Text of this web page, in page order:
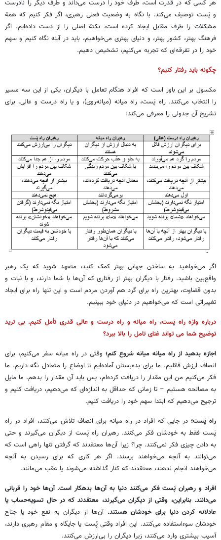
هر کسی که در قدرت است، طرف خود را درست می‌داند و طرف دیگر را نادرست
و پَست توصیف می‌کند. با نگاه به وضعیت فعلی رهبری، اگر فکر کنیم که همة
مشکلات را طرف مقابل ایجاد کرده است، نکتة اصلی را از دست داده‌ایم. اگر
فرهنگ بهتر، کشور بهتر، و دنیای بهتری می‌خواهیم، باید در آینه نگاه کنیم و سهم
خود را در تفرقه‌ای که تجربه می‌کنیم، تشخیص دهیم.
چگونه باید رفتار کنیم؟
مکسول بر این باور است که افراد هنگام تعامل با دیگران، یکی از این سه مسیر
را انتخاب می‌کنند. راه پَست، راه میانه (میانه‌روی)، و یا راه درست و عالی. برای
تشریح آن جدولی را معرفی می‌کند:
اگر می‌خواهید به ساختن جهانی بهتر کمک کنید، متعهد شوید که یک رهبر
واقع‌بین باشید. رفتار با دیگران بهتر از رفتاری که آن‌ها با شما دارند، و با ثبات و
بدون قضاوت، بهترین راه برای گرد هم آوردن مردم است و این تنها راه برای ایجاد
تغییراتی است که می‌خواهیم در دنیای خود ببینیم.
درباره واژه راه پَست، راه میانه و راه درست و عالی قدری تأمل کنیم. بی ترید
توضیح شما می تواند غنای تامل را بالا ببرد؟
اجازه بدهید از راه میانه میانه شروع کنم؛ وقتی در راه میانه سفر می‌کنیم، برای
انصاف ارزش قائلیم. ما برای بده‌بستان آماده‌ایم تا اوضاع را متعادل نگه داریم. ما
فکر می‌کنیم من این مقدار را دریافت کرده‌ام، پس باید آن مقدار را بدهم. ما مایل
به مصالحه هستیم – تا زمانی که حداقل به اندازه‌ای که می‌دهیم، دریافت کنیم و
ترجیح می‌دهیم که ابتدا سهم خود را دریافت کنیم.
راه پَست؛ در جایی که افراد در راه میانه برای انصاف تلاش می‌کنند، افراد در راه
پَست فقط به خودشان فکر می‌کنند. رهبران راه پَست از دیگران می‌گیرند و حتی
به دادن چیزی فکر نمی‌کنند. چرا؟ زیرا آن‌ها معتقدند که گرفتن تنها راهی است که
می‌توانند به آنچه می‌خواهند برسند. اگر هر کاری که برای رسیدن به آنچه
می‌خواهند انجام ندهند، معتقدند که کنار گذاشته می‌شوند یا عقب می‌مانند.
افراد و رهبران پَست فکر می‌کنند دنیا به آن‌ها بدهکار است. آن‌ها خود را قربانی
می‌دانند. بنابراین، وقتی از دیگران می‌گیرند، معتقدند که در حال تسویه‌حساب یا
عادلانه کردن دنیا برای خودشان هستند.آن‌ها از دیگران به نفع خود یا جناح
خودشان سوءاستفاده می‌کنند. این افراد وقتی پُست یا جایگاه و مقام رهبری دارند،
آسیب بیشتری وارد می‌کنند، زیرا دیگران را بی‌ارزش می‌کنند.